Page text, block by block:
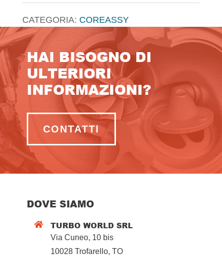
CATEGORIA: COREASSY
HAI BISOGNO DI
ULTERIORI
INFORMAZIONI?
CONTATTI
DOVE SIAMO
 TURBO WORLD SRL
Via Cuneo, 10 bis
10028 Trofarello, TO